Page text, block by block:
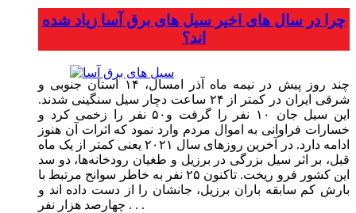
چرا در سال های اخیر سیل های برق آسا زیاد شده
چند روز پیش در نیمه ماه آذر امسال، ۱۴ استان جنوبی و
شرقی ایران در کمتر از ۲۴ ساعت دچار سیل سنگینی شدند.
این سیل جان ۱۰ نفر را گرفت و۵۰ نفر را زخمی کرد و
خسارات فراوانی به اموال مردم وارد نمود که اثرات آن هنوز
ادامه دارد. در آخرین روزهای سال ۲۰۲۱ یعنی کمتر از یک ماه
قبل، بر اثر سیل بزرگی در برزیل و طغیان رودخانه‌ها، دو سد
این کشور فرو ریخت. تاکنون ۲۵ نفر به خاطر سوانح مرتبط با
بارش کم سابقه باران برزیل، جانشان را از دست داده اند و
چهارصد هزار نفر . . .